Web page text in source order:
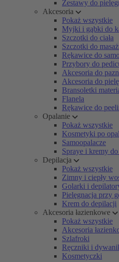
Zestawy do
Akcesoria
Pokaż wszystkie
Myjki i gąbki do
Szczotki do ciała
Szczotki do
Rękawice do
Przybory do
Akcesoria do
Akcesoria do
Bransoletki
Flanela
Rękawice do
Opalanie
Pokaż wszystkie
Kosmetyki po
Samoopalacze
Spraye i kremy
Depilacja
Pokaż wszystkie
Zimny i ciepły
Golarki i
Pielęgnacja przy
Krem do depilacji
Akcesoria łazienkowe
Pokaż wszystkie
Akcesoria
Szlafroki
Ręczniki i
Kosmetyczki